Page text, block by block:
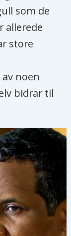
som de
allerede
store
noen
bidrar til